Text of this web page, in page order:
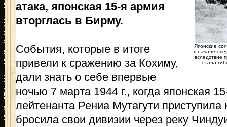
Японские
в начале
вследствие
стала
атака, японская 15-я армия
вторглась в Бирму.
События, которые в итоге
привели к сражению за Кохиму,
дали знать о себе впервые
ночью 7 марта 1944 г., когда японская
лейтенанта Рениа Мутагути
бросила свои дивизии через реку